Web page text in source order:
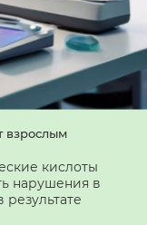
взрослым
кислоты
нарушения в